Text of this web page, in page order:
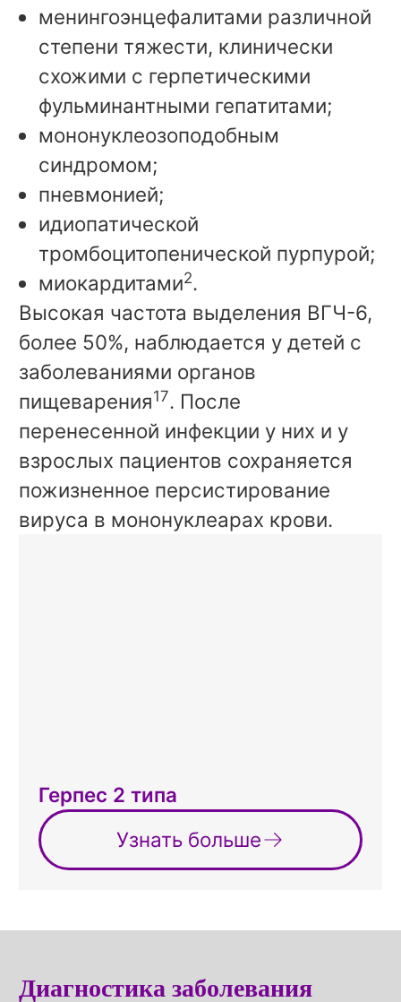
менингоэнцефалитами различной
степени тяжести, клинически
схожими с герпетическими
фульминантными гепатитами;
мононуклеозоподобным
синдромом;
пневмонией;
идиопатической
тромбоцитопенической пурпурой;
миокардитами2.
Высокая частота выделения ВГЧ-6,
более 50%, наблюдается у детей с
заболеваниями органов
пищеварения17. После
перенесенной инфекции у них и у
взрослых пациентов сохраняется
пожизненное персистирование
вируса в мононуклеарах крови.
Герпес 2 типа
Узнать больше
Диагностика заболевания